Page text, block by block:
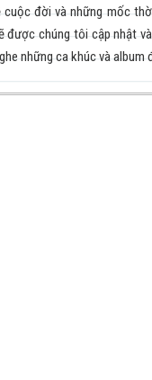
đời và những mốc
được chúng tôi cập nhật
những ca khúc và